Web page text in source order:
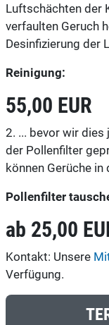
Luftschächten der
verfaulten Geruch
Desinfizierung der
Reinigung:
55,00 EUR
2. ... bevor wir
der Pollenfilter
können Gerüche
Pollenfilter
ab 25,00
Kontakt: Unsere
Verfügung.